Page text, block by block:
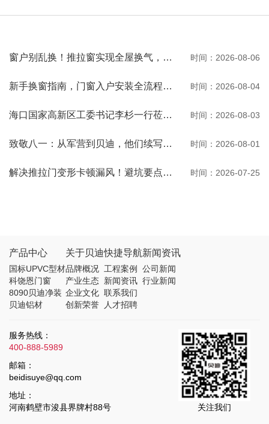
窗户别乱换！推拉窗实现全屋换气，观景通风两不误 时间：2026-08-06
新手换窗指南，门窗入户安装全流程一次性讲清 时间：2026-08-04
海口国家高新区工委书记李杉一行莅临河南贝迪考察交流 时间：2026-08-03
致敬八一：从军营到贝迪，他们续写荣光 时间：2026-08-01
解决推拉门变形卡顿漏风！避坑要点与选购秘诀 时间：2026-07-25
产品中心
国标UPVC型材
科饶恩门窗
8090贝迪净装
贝迪铝材
关于贝迪
品牌概况
产业生态
企业文化
创新荣誉
快捷导航
工程案例
新闻资讯
联系我们
人才招聘
新闻资讯
公司新闻
行业新闻
服务热线：
400-888-5989
邮箱：
beidisuye@qq.com
地址：
河南鹤壁市浚县界牌村88号
关注我们